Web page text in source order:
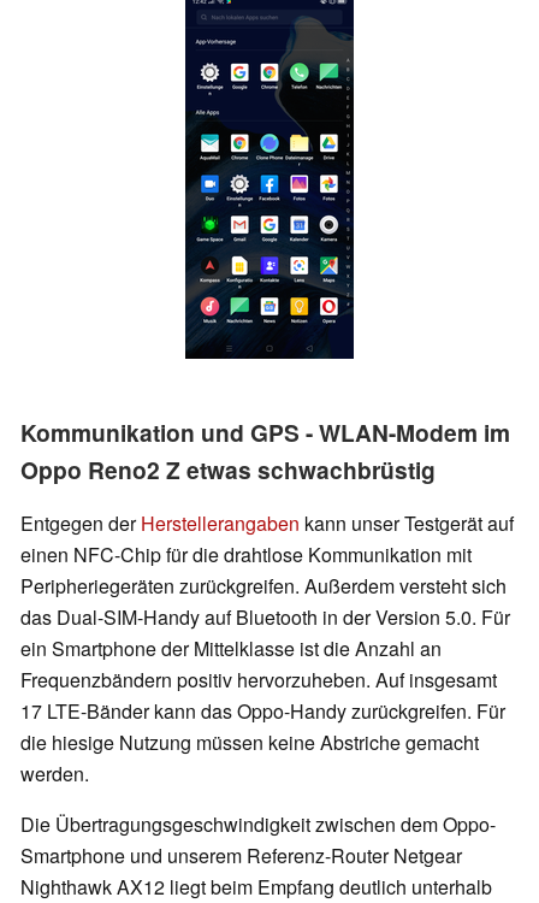
Kommunikation und GPS - WLAN-Modem im
Oppo Reno2 Z etwas schwachbrüstig
Entgegen derHerstellerangaben kann unser Testgerät auf
einen NFC-Chip für die drahtlose Kommunikation mit
Peripheriegeräten zurückgreifen. Außerdem versteht sich
das Dual-SIM-Handy auf Bluetooth in der Version 5.0. Für
ein Smartphone der Mittelklasse ist die Anzahl an
Frequenzbändern positiv hervorzuheben. Auf insgesamt
17 LTE-Bänder kann das Oppo-Handy zurückgreifen. Für
die hiesige Nutzung müssen keine Abstriche gemacht
werden.
Die Übertragungsgeschwindigkeit zwischen dem Oppo-
Smartphone und unserem Referenz-Router Netgear
Nighthawk AX12 liegt beim Empfang deutlich unterhalb